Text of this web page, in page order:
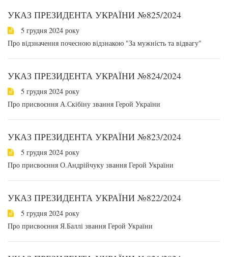
УКАЗ ПРЕЗИДЕНТА УКРАЇНИ №825/2024
5 грудня 2024 року
Про відзначення почесною відзнакою "За мужність та відвагу"
УКАЗ ПРЕЗИДЕНТА УКРАЇНИ №824/2024
5 грудня 2024 року
Про присвоєння А.Скібіну звання Герой України
УКАЗ ПРЕЗИДЕНТА УКРАЇНИ №823/2024
5 грудня 2024 року
Про присвоєння О.Андрійчуку звання Герой України
УКАЗ ПРЕЗИДЕНТА УКРАЇНИ №822/2024
5 грудня 2024 року
Про присвоєння Я.Баллі звання Герой України